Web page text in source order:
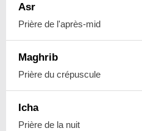
Asr
Prière de l'après-mid
Maghrib
Prière du crépuscule
Icha
Prière de la nuit